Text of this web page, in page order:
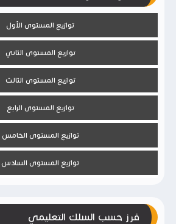
توازيع المستوى الأول
توازيع المستوى الثاني
توازيع المستوى الثالث
توازيع المستوى الرابع
توازيع المستوى الخامس
توازيع المستوى السادس
فرز حسب السلك التعليمي